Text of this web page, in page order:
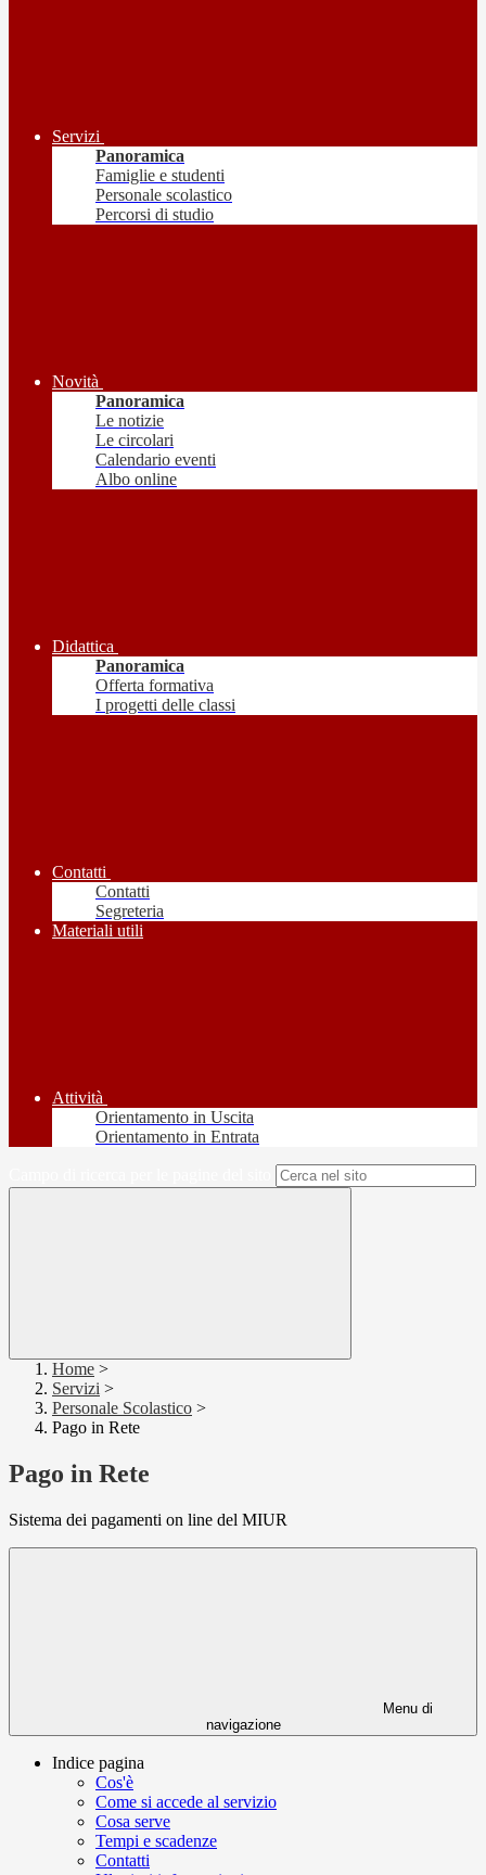
Servizi
Panoramica
Famiglie e studenti
Personale scolastico
Percorsi di studio
Novità
Panoramica
Le notizie
Le circolari
Calendario eventi
Albo online
Didattica
Panoramica
Offerta formativa
I progetti delle classi
Contatti
Contatti
Segreteria
Materiali utili
Attività
Orientamento in Uscita
Orientamento in Entrata
Home >
Servizi >
Personale Scolastico >
Pago in Rete
Pago in Rete
Sistema dei pagamenti on line del MIUR
Menu di
navigazione
Indice pagina
Cos'è
Come si accede al servizio
Cosa serve
Tempi e scadenze
Contatti